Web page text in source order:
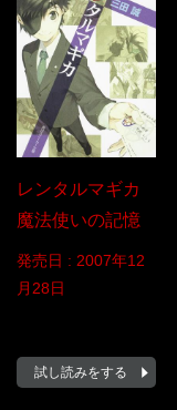
レンタルマギカ
魔法使いの記憶
発売日 : 2007年12
月28日
試し読みをする